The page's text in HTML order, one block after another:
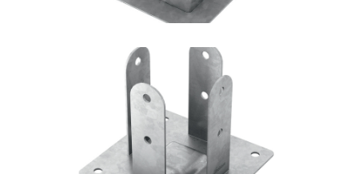
Portapilastro TYP F51
ROTHOBLAAS